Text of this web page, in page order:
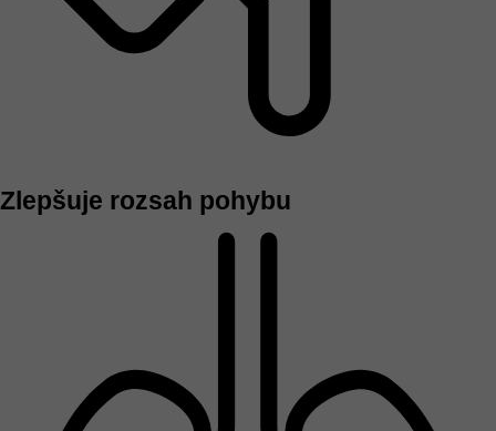
Zlepšuje rozsah pohybu